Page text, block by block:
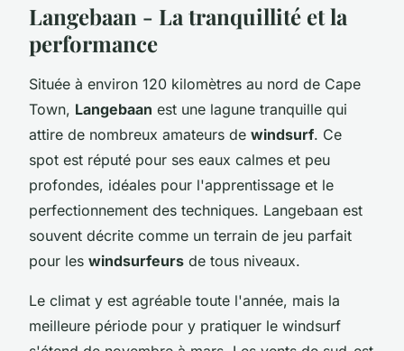
Langebaan - La tranquillité et la
performance
Située à environ 120 kilomètres au nord de Cape
Town, Langebaan est une lagune tranquille qui
attire de nombreux amateurs de windsurf. Ce
spot est réputé pour ses eaux calmes et peu
profondes, idéales pour l'apprentissage et le
perfectionnement des techniques. Langebaan est
souvent décrite comme un terrain de jeu parfait
pour les windsurfeurs de tous niveaux.
Le climat y est agréable toute l'année, mais la
meilleure période pour y pratiquer le windsurf